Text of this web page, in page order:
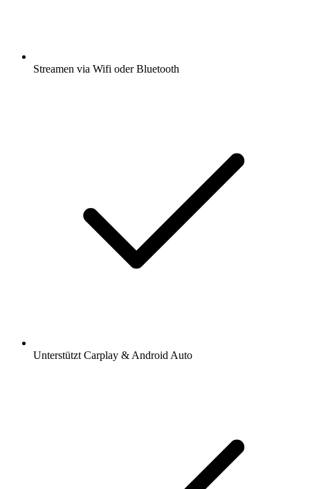
Streamen via Wifi oder Bluetooth
Unterstützt Carplay & Android Auto